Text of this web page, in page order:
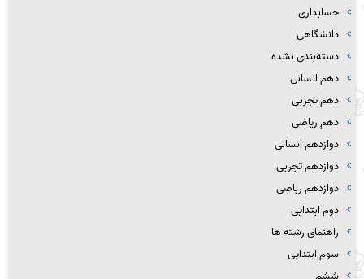
حسابداری
دانشگاهی
دسته‌بندی نشده
دهم انسانی
دهم تجربی
دهم ریاضی
دوازدهم انسانی
دوازدهم تجربی
دوازدهم رباضی
دوم ابتدایی
راهنمای رشته ها
سوم ابتدایی